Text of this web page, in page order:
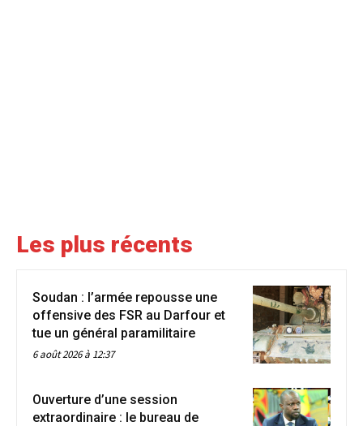
Les plus récents
Soudan : l’armée repousse une
offensive des FSR au Darfour et
tue un général paramilitaire
6 août 2026 à 12:37
Ouverture d’une session
extraordinaire : le bureau de